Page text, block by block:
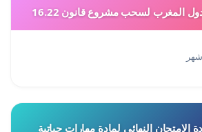
المغرب لسحب مشروع قانون 16.22
النهائي لمادة مهارات حياتية